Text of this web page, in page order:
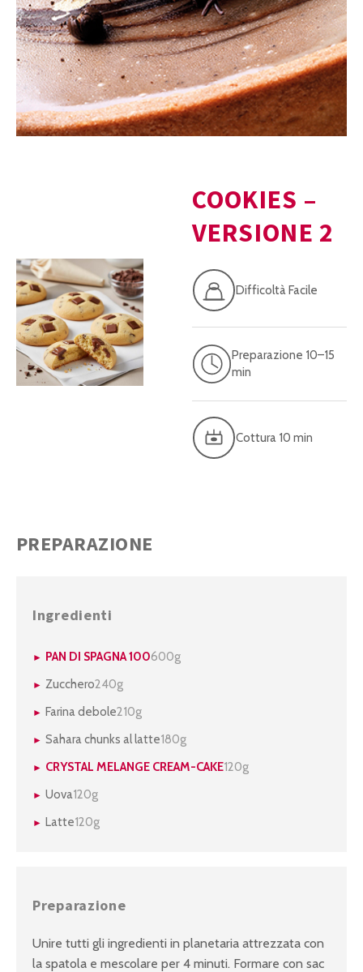
COOKIES –
VERSIONE 2
Difficoltà Facile
Preparazione 10–15
min
Cottura 10 min
PREPARAZIONE
Ingredienti
PAN DI SPAGNA 100600g
Zucchero240g
Farina debole210g
Sahara chunks al latte180g
CRYSTAL MELANGE CREAM-CAKE120g
Uova120g
Latte120g
Preparazione
Unire tutti gli ingredienti in planetaria attrezzata con
la spatola e mescolare per 4 minuti. Formare con sac